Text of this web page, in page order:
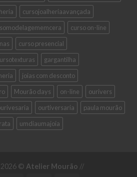
cursojoalheriaavançada
curso on-line
curso presencial
gargantilha
joias com desconto
Mourão days on-line
ourivers
ourtiversaria
paula mourão
umdiaumajoia
© Atelier Mourão //